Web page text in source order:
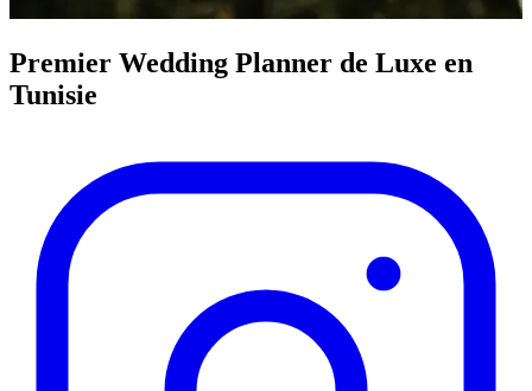
Premier Wedding Planner de Luxe en
Tunisie